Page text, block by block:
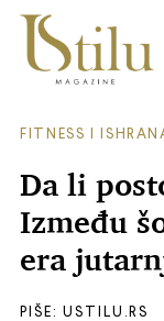
FITNESS I
Da li
Između
era
PIŠE: USTILU.RS